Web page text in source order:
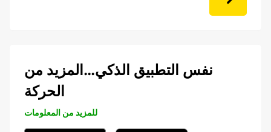
نفس التطبيق الذكي…المزيد من
الحركة
للمزيد من المعلومات